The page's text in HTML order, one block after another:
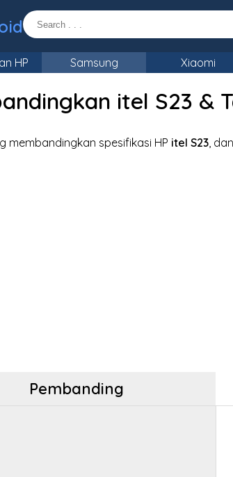
HP Samsung Xiaomi
itel S23 &
membandingkan spesifikasi HP itel S23, dan
Pembanding